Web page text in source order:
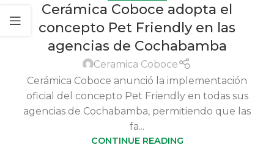
Cerámica Coboce adopta el
concepto Pet Friendly en las
agencias de Cochabamba
Ceramica Coboce
Cerámica Coboce anunció la implementación
oficial del concepto Pet Friendly en todas sus
agencias de Cochabamba, permitiendo que las
fa...
CONTINUE READING